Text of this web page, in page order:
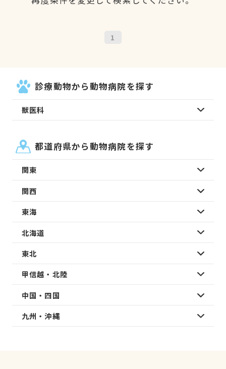
1
診療動物から動物病院を探す
獣医科
都道府県から動物病院を探す
関東
関西
東海
北海道
東北
甲信越・北陸
中国・四国
九州・沖縄